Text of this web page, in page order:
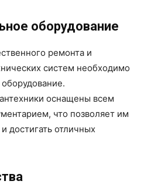
оборудование
ремонта и
систем необходимо
оснащены всем
что позволяет им
достигать отличных